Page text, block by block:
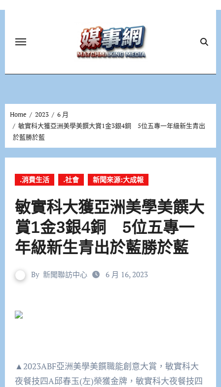
Home 2023
6 月
敏實科大獲亞洲美學美饌大賞1金3銀4銅 5位五專一年級新生青出
於藍勝於藍
.消費生活 .社會 新聞來源:大成報
敏實科大獲亞洲美學美饌大
賞1金3銀4銅 5位五專一
年級新生青出於藍勝於藍
By 新聞聯訪中心 6 月 16, 2023
▲2023ABF亞洲美學美饌職能創意大賞，敏實科大
夜餐技四A邱春玉(左)榮獲金牌，敏實科大夜餐技四